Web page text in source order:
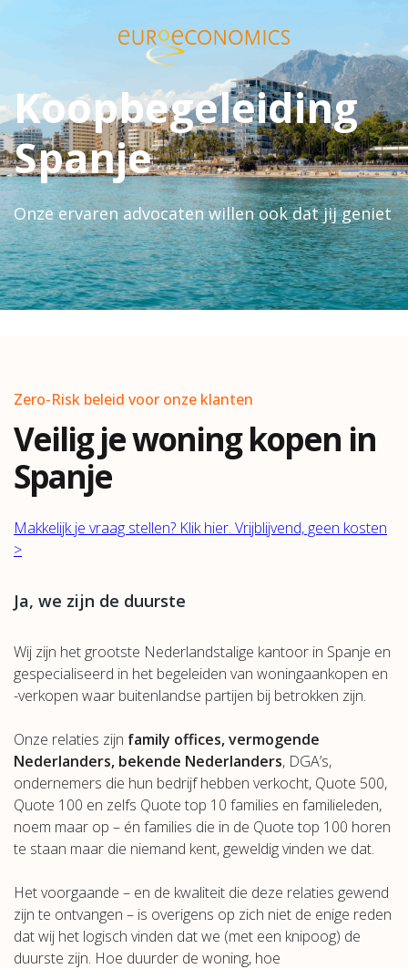
Koopbegeleiding
Spanje
Onze ervaren advocaten willen ook dat jij geniet
Zero-Risk beleid voor onze klanten
Veilig je woning kopen in
Spanje
Makkelijk je vraag stellen? Klik hier. Vrijblijvend, geen kosten
>
Ja, we zijn de duurste
Wij zijn het grootste Nederlandstalige kantoor in Spanje en
gespecialiseerd in het begeleiden van woningaankopen en
-verkopen waar buitenlandse partijen bij betrokken zijn.
Onze relaties zijn family offices, vermogende
Nederlanders, bekende Nederlanders, DGA’s,
ondernemers die hun bedrijf hebben verkocht, Quote 500,
Quote 100 en zelfs Quote top 10 families en familieleden,
noem maar op – én families die in de Quote top 100 horen
te staan maar die niemand kent, geweldig vinden we dat.
Het voorgaande – en de kwaliteit die deze relaties gewend
zijn te ontvangen – is overigens op zich niet de enige reden
dat wij het logisch vinden dat we (met een knipoog) de
duurste zijn. Hoe duurder de woning, hoe